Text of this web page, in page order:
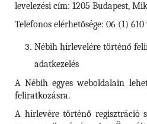
levelezési cím: 1205 Budapest,
Telefonos elérhetősége: 06 (1)
Nébih hírlevelére történő
adatkezelés
A Nébih egyes weboldalain
feliratkozásra.
A hírlevére történő regisztráció